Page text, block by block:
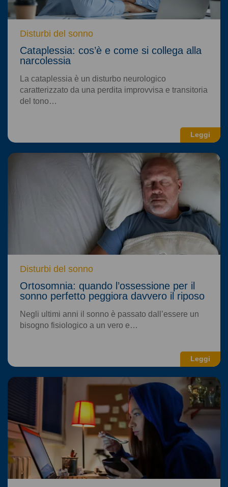
Leggi
Disturbi del sonno
Cataplessia: cos’è e come si collega alla
narcolessia
La cataplessia è un disturbo neurologico
caratterizzato da una perdita improvvisa e transitoria
del tono…
Leggi
Disturbi del sonno
Ortosomnia: quando l’ossessione per il
sonno perfetto peggiora davvero il riposo
Negli ultimi anni il sonno è passato dall’essere un
bisogno fisiologico a un vero e…